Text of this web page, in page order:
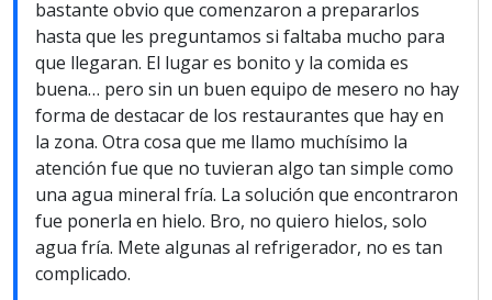
bastante obvio que comenzaron a prepararlos
hasta que les preguntamos si faltaba mucho para
que llegaran. El lugar es bonito y la comida es
buena… pero sin un buen equipo de mesero no hay
forma de destacar de los restaurantes que hay en
la zona. Otra cosa que me llamo muchísimo la
atención fue que no tuvieran algo tan simple como
una agua mineral fría. La solución que encontraron
fue ponerla en hielo. Bro, no quiero hielos, solo
agua fría. Mete algunas al refrigerador, no es tan
complicado.